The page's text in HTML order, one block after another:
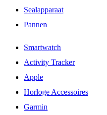
Sealapparaat
Pannen
Smartwatch
Activity Tracker
Apple
Horloge Accessoires
Garmin